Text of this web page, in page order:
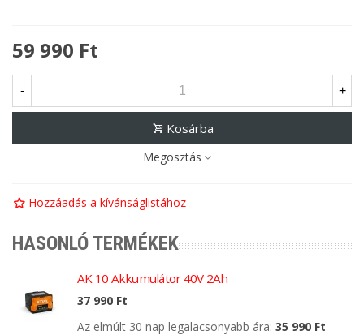
59 990 Ft
- +
Kosárba
Megosztás
Hozzáadás a kívánságlistához
HASONLÓ TERMÉKEK
AK 10 Akkumulátor 40V 2Ah
37 990 Ft
Az elmúlt 30 nap legalacsonyabb ára: 35 990 Ft